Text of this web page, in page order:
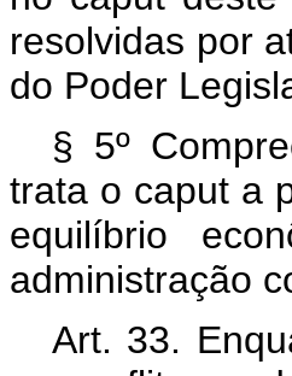
resolvidas por
do Poder
§ 5º
trata o caput a
equilíbrio
administração
Art. 33.